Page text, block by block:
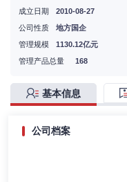
成立日期
2010-08-27
公司性质
地方国企
管理规模
1130.12亿元
管理产品总量
168
基本信息
公司档案